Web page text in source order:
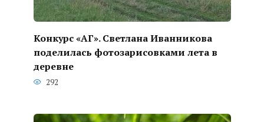
Конкурс «АГ». Светлана Иванникова
поделилась фотозарисовками лета в
деревне
292